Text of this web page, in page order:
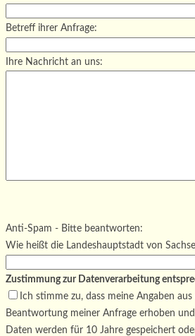
Betreff ihrer Anfrage:
Ihre Nachricht an uns:
Bitte lasse dieses Feld leer.
Anti-Spam - Bitte beantworten:
Wie heißt die Landeshauptstadt von
Zustimmung zur Datenverarbeitung
Ich stimme zu, dass meine Angaben
Beantwortung meiner Anfrage erhoben
Daten werden für 10 Jahre gespeichert